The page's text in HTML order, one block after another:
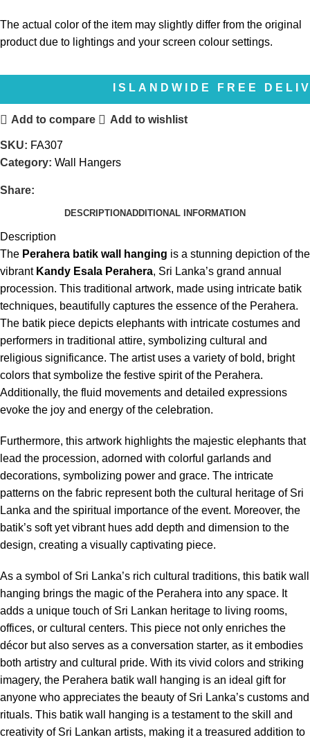
The actual color of the item may slightly differ from the original
product due to lightings and your screen colour settings.
ISLANDWIDE FREE
Add to compare Add to wishlist
SKU: FA307
Category: Wall Hangers
Share:
DESCRIPTIONADDITIONAL INFORMATION
Description
The Perahera batik wall hanging is a stunning depiction of the
vibrant Kandy Esala Perahera, Sri Lanka’s grand annual
procession. This traditional artwork, made using intricate batik
techniques, beautifully captures the essence of the Perahera.
The batik piece depicts elephants with intricate costumes and
performers in traditional attire, symbolizing cultural and
religious significance. The artist uses a variety of bold, bright
colors that symbolize the festive spirit of the Perahera.
Additionally, the fluid movements and detailed expressions
evoke the joy and energy of the celebration.
Furthermore, this artwork highlights the majestic elephants that
lead the procession, adorned with colorful garlands and
decorations, symbolizing power and grace. The intricate
patterns on the fabric represent both the cultural heritage of Sri
Lanka and the spiritual importance of the event. Moreover, the
batik’s soft yet vibrant hues add depth and dimension to the
design, creating a visually captivating piece.
As a symbol of Sri Lanka’s rich cultural traditions, this batik wall
hanging brings the magic of the Perahera into any space. It
adds a unique touch of Sri Lankan heritage to living rooms,
offices, or cultural centers. This piece not only enriches the
décor but also serves as a conversation starter, as it embodies
both artistry and cultural pride. With its vivid colors and striking
imagery, the Perahera batik wall hanging is an ideal gift for
anyone who appreciates the beauty of Sri Lanka’s customs and
rituals. This batik wall hanging is a testament to the skill and
creativity of Sri Lankan artists, making it a treasured addition to